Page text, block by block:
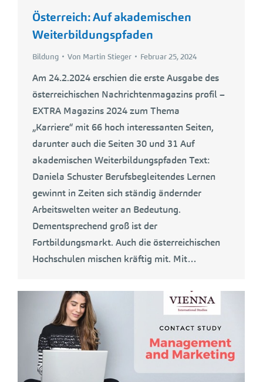
Österreich: Auf akademischen
Weiterbildungspfaden
Bildung Von Martin Stieger Februar 25, 2024
Am 24.2.2024 erschien die erste Ausgabe des
österreichischen Nachrichtenmagazins profil –
EXTRA Magazins 2024 zum Thema
„Karriere“ mit 66 hoch interessanten Seiten,
darunter auch die Seiten 30 und 31 Auf
akademischen Weiterbildungspfaden Text:
Daniela Schuster Berufsbegleitendes Lernen
gewinnt in Zeiten sich ständig ändernder
Arbeitswelten weiter an Bedeutung.
Dementsprechend groß ist der
Fortbildungsmarkt. Auch die österreichischen
Hochschulen mischen kräftig mit. Mit…